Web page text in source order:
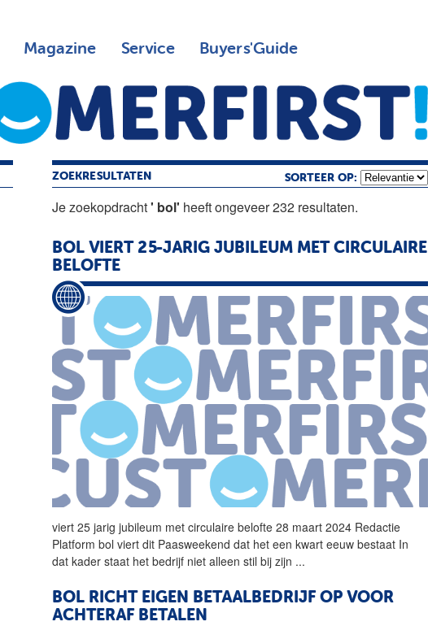
Magazine Service Buyers'Guide
ZOEKRESULTATEN SORTEER OP:
Je zoekopdracht' bol' heeft ongeveer 232 resultaten.
BOL VIERT 25-JARIG JUBILEUM MET CIRCULAIRE
BELOFTE
viert 25 jarig jubileum met circulaire belofte 28 maart 2024 Redactie
Platformbol viert dit Paasweekend dat het een kwart eeuw bestaat In
dat kader staat het bedrijf niet alleen stil bij zijn ...
BOL RICHT EIGEN BETAALBEDRIJF OP VOOR
ACHTERAF BETALEN